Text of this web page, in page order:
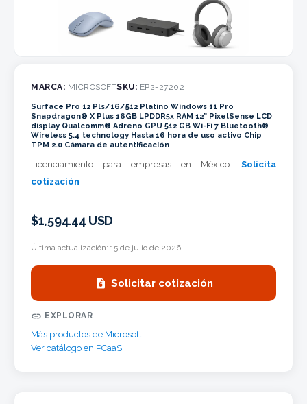
MARCA: MICROSOFTSKU: EP2-27202
Surface Pro 12 Pls/16/512 Platino Windows 11 Pro
Snapdragon® X Plus 16GB LPDDR5x RAM 12” PixelSense LCD
display Qualcomm® Adreno GPU 512 GB Wi-Fi 7 Bluetooth®
Wireless 5.4 technology Hasta 16 hora de uso activo Chip
TPM 2.0 Cámara de autentificación
Licenciamiento para empresas en México. Solicita
cotización
$1,594.44 USD
Última actualización: 15 de julio de 2026
 Solicitar cotización
 EXPLORAR
Más productos de Microsoft
Ver catálogo en PCaaS